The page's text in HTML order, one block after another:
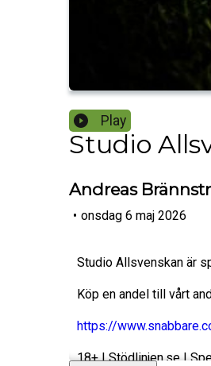
Play
Studio
Andreas
• onsdag 6 maj 2026
Studio Allsvenskan är
Köp en andel till vårt
https://
18+ | Stödlinjen.se |